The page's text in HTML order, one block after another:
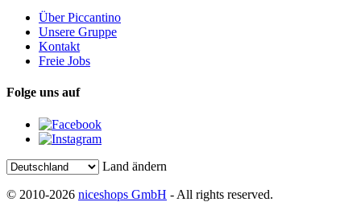
Über Piccantino
Unsere Gruppe
Kontakt
Freie Jobs
Folge uns auf
Land ändern
© 2010-2026 niceshops GmbH - All rights reserved.